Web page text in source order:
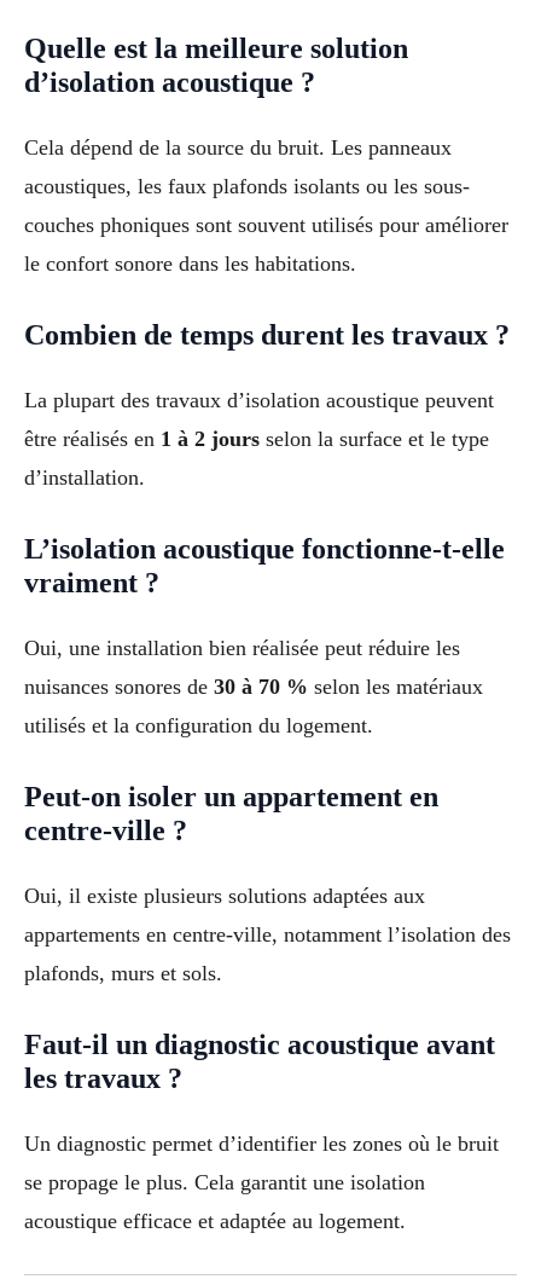
Quelle est la meilleure solution
d’isolation acoustique ?
Cela dépend de la source du bruit. Les panneaux
acoustiques, les faux plafonds isolants ou les sous-
couches phoniques sont souvent utilisés pour améliorer
le confort sonore dans les habitations.
Combien de temps durent les travaux ?
La plupart des travaux d’isolation acoustique peuvent
être réalisés en 1 à 2 jours selon la surface et le type
d’installation.
L’isolation acoustique fonctionne-t-elle
vraiment ?
Oui, une installation bien réalisée peut réduire les
nuisances sonores de 30 à 70 % selon les matériaux
utilisés et la configuration du logement.
Peut-on isoler un appartement en
centre-ville ?
Oui, il existe plusieurs solutions adaptées aux
appartements en centre-ville, notamment l’isolation des
plafonds, murs et sols.
Faut-il un diagnostic acoustique avant
les travaux ?
Un diagnostic permet d’identifier les zones où le bruit
se propage le plus. Cela garantit une isolation
acoustique efficace et adaptée au logement.